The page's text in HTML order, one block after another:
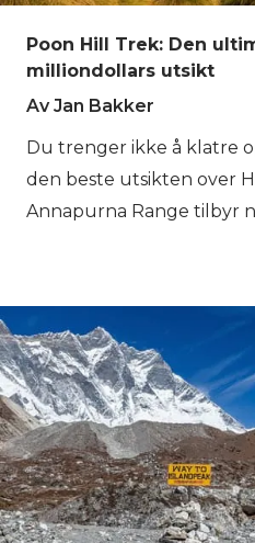
Poon Hill Trek: Den
milliondollars utsikt
Av Jan Bakker
Du trenger ikke å klatre
den beste utsikten over
Annapurna Range tilbyr
3210 meter høy "bakke"
utsiktspunkt for å se noen
vakreste fjellene på
problem! Ghorepani
på så lite som tre dager.
og bli med oss opp Poon
Bookatrekking.com får vi
den korteste turen i